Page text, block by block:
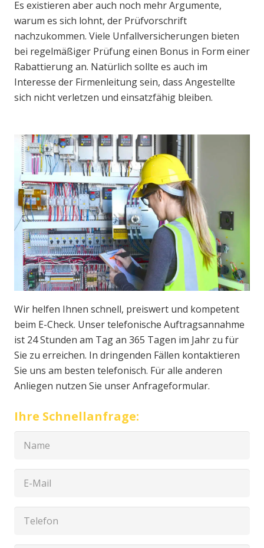
Es existieren aber auch noch mehr Argumente,
warum es sich lohnt, der Prüfvorschrift
nachzukommen. Viele Unfallversicherungen bieten
bei regelmäßiger Prüfung einen Bonus in Form einer
Rabattierung an. Natürlich sollte es auch im
Interesse der Firmenleitung sein, dass Angestellte
sich nicht verletzen und einsatzfähig bleiben.
Wir helfen Ihnen schnell, preiswert und kompetent
beim E-Check. Unser telefonische Auftragsannahme
ist 24 Stunden am Tag an 365 Tagen im Jahr zu für
Sie zu erreichen. In dringenden Fällen kontaktieren
Sie uns am besten telefonisch. Für alle anderen
Anliegen nutzen Sie unser Anfrageformular.
Ihre Schnellanfrage: